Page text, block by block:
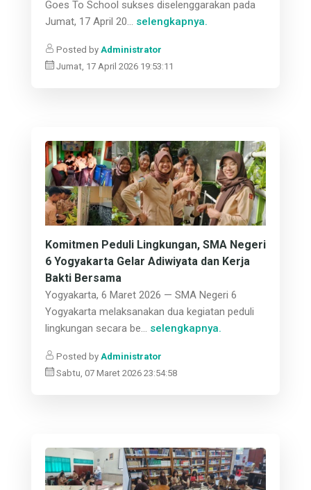
Goes To School sukses diselenggarakan pada
Jumat, 17 April 20... selengkapnya.
Posted by Administrator
Jumat, 17 April 2026 19:53:11
Komitmen Peduli Lingkungan, SMA Negeri
6 Yogyakarta Gelar Adiwiyata dan Kerja
Bakti Bersama
Yogyakarta, 6 Maret 2026 — SMA Negeri 6
Yogyakarta melaksanakan dua kegiatan peduli
lingkungan secara be... selengkapnya.
Posted by Administrator
Sabtu, 07 Maret 2026 23:54:58